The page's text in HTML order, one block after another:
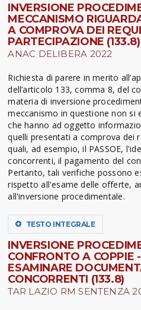
INVERSIONE
MECCANISMO
A COMPROVA DEI
PARTECIPAZIONE (133.8)
ANAC DELIBERA 2022
Richiesta di parere in merito
dell’articolo 133, comma 8, del
materia di inversione
meccanismo in questione non si
che hanno ad oggetto
quelli presentati a comprova dei
quali, ad esempio, il PASSOE,
concorrenti, il pagamento del
Pertanto, tali verifiche possono
rispetto all'esame delle offerte,
all'inversione procedimentale.
TESTO INTEGRALE
INVERSIONE
CONFRONTO A COPPIE
ESAMINARE
CONCORRENTI (133.8)
TAR LAZIO RM SENTENZA